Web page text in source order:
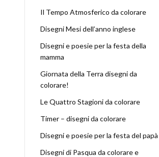
Il Tempo Atmosferico da colorare
Disegni Mesi dell’anno inglese
Disegni e poesie per la festa della
mamma
Giornata della Terra disegni da
colorare!
Le Quattro Stagioni da colorare
Timer – disegni da colorare
Disegni e poesie per la festa del papà
Disegni di Pasqua da colorare e